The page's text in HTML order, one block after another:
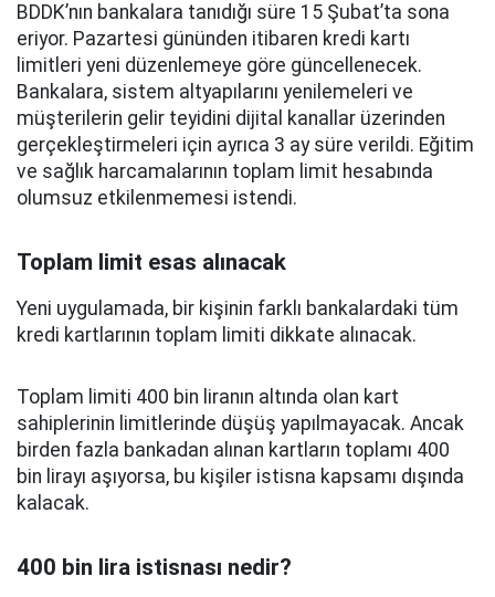
BDDK’nın bankalara tanıdığı süre 15 Şubat’ta sona
eriyor. Pazartesi gününden itibaren kredi kartı
limitleri yeni düzenlemeye göre güncellenecek.
Bankalara, sistem altyapılarını yenilemeleri ve
müşterilerin gelir teyidini dijital kanallar üzerinden
gerçekleştirmeleri için ayrıca 3 ay süre verildi. Eğitim
ve sağlık harcamalarının toplam limit hesabında
olumsuz etkilenmemesi istendi.
Toplam limit esas alınacak
Yeni uygulamada, bir kişinin farklı bankalardaki tüm
kredi kartlarının toplam limiti dikkate alınacak.
Toplam limiti 400 bin liranın altında olan kart
sahiplerinin limitlerinde düşüş yapılmayacak. Ancak
birden fazla bankadan alınan kartların toplamı 400
bin lirayı aşıyorsa, bu kişiler istisna kapsamı dışında
kalacak.
400 bin lira istisnası nedir?